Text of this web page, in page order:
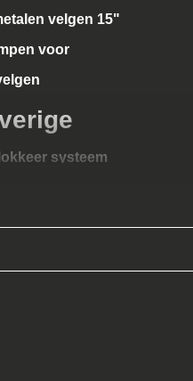
velgen 15"
voor
systeem